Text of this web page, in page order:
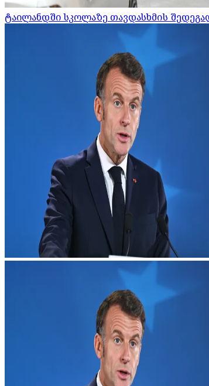
ტაილანდში სკოლაზე თავდასხმის